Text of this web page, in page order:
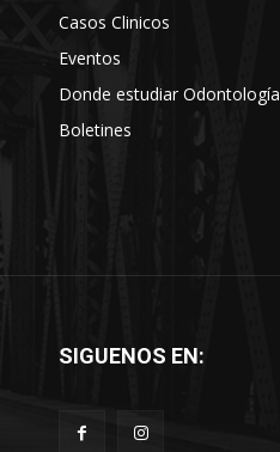
Casos Clinicos
Eventos
Donde estudiar Odontología
Boletines
SIGUENOS EN: